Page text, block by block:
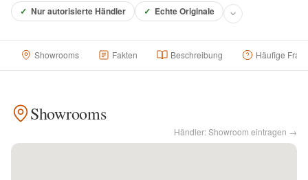
Über uns
Kontakt
✓ Nur autorisierte Händler ✓ Echte Originale
Showrooms Fakten Beschreibung Häufige
Showrooms
Händler: Showroom eintragen →